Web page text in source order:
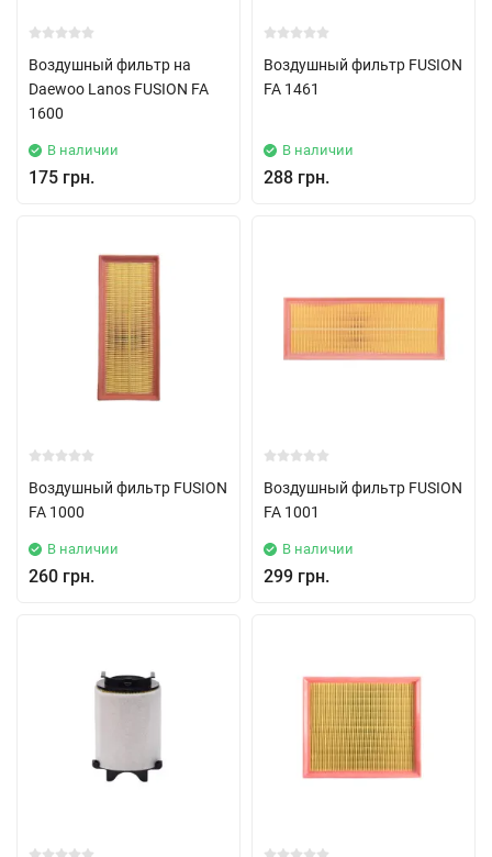
Воздушный фильтр на
Daewoo Lanos FUSION FA
1600
В наличии
175 грн.
Воздушный фильтр FUSION
FA 1461
В наличии
288 грн.
Воздушный фильтр FUSION
FA 1000
В наличии
260 грн.
Воздушный фильтр FUSION
FA 1001
В наличии
299 грн.